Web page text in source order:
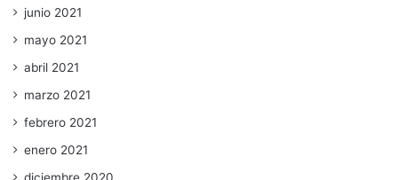
junio 2021
mayo 2021
abril 2021
marzo 2021
febrero 2021
enero 2021